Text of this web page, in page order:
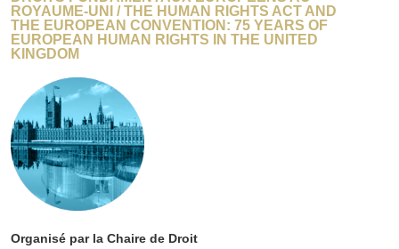
ROYAUME-UNI / THE HUMAN RIGHTS ACT AND
THE EUROPEAN CONVENTION: 75 YEARS OF
EUROPEAN HUMAN RIGHTS IN THE UNITED
KINGDOM
Organisé par la Chaire de Droit